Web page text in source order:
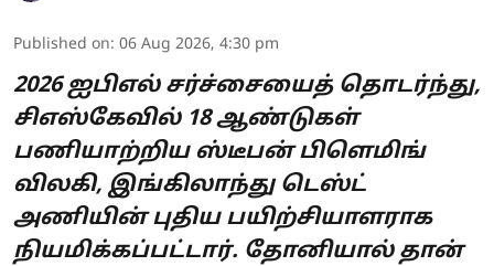
Published on: 06 Aug 2026, 4:30 pm
2026 ஐபிஎல் சர்ச்சையைத் தொடர்ந்து,
சிஎஸ்கேவில் 18 ஆண்டுகள்
பணியாற்றிய ஸ்டீபன் பிளெமிங்
விலகி, இங்கிலாந்து டெஸ்ட்
அணியின் புதிய பயிற்சியாளராக
நியமிக்கப்பட்டார். தோனியால் தான்